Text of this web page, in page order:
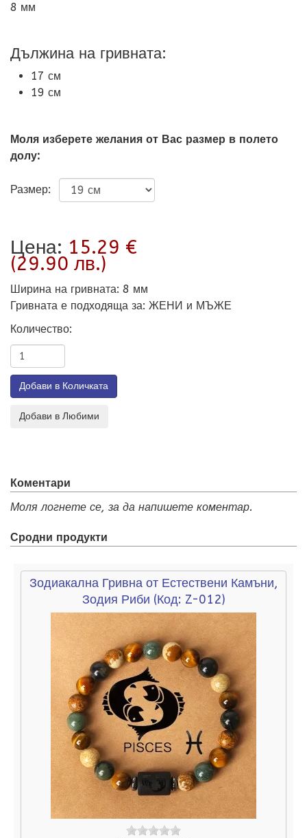
8 мм
Дължина на гривната:
17 см
19 см
Моля изберете желания от Вас размер в полето
долу:
Размер:
Цена: 15.29 €
(29.90 лв.)
Ширина на гривната: 8 мм
Гривната е подходяща за: ЖЕНИ и МЪЖЕ
Количество:
Коментари
Моля логнете се, за да напишете коментар.
Сродни продукти
Зодиакална Гривна от Естествени Камъни,
Зодия Риби (Код: Z-012)